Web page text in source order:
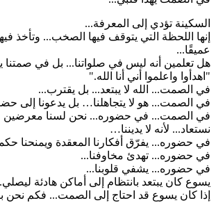
السكينة تؤدي إلى المعرفة...
إنها اللحظة التي يتوقف فيها الصخب... وتأخذ
عميقًا...
هل تعلمين أنه ليس في صلواتنا... بل في صمتنا
"اهدأوا واعلموا أني أنا الله."
في الصمت... الله لا يبتعد... بل يقترب...
في الصمت... هو لا يتجاهلنا… بل يدعونا إلى
في الصمت... في حضوره... نحن لسنا معرضين
نستعاد... لأنه لا يديننا…
في حضوره... يفرّق أفكارنا المعقدة ويمنحنا
في حضوره... تهدئ مخاوفنا...
في حضوره... يشفي قلوبنا...
يسوع كان يبتعد بانتظام إلى أماكن هادئة
إذا كان يسوع قد احتاج إلى الصمت... فكم نحن